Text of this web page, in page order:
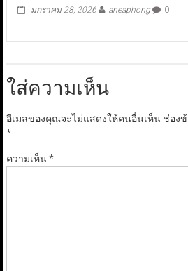
มกราคม 28, 2026 aneaphong 0
ใส่ความเห็น
อีเมลของคุณจะไม่แสดงให้คนอื่นเห็น ช่อง
*
ความเห็น*